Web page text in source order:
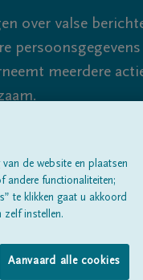
over valse
meerdere
Over ons
de website en plaatsen
andere functionaliteiten;
te klikken gaat u akkoord
zelf instellen.
Aanvaard alle cookies